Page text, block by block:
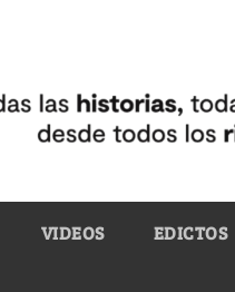
VIDEOS EDICTOS